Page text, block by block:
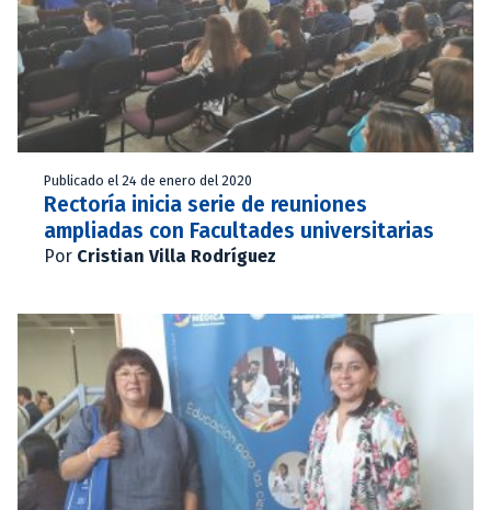
Publicado el 24 de enero del 2020
Rectoría inicia serie de reuniones
ampliadas con Facultades universitarias
Por Cristian Villa Rodríguez